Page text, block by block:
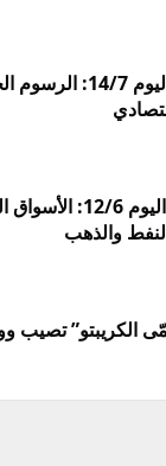
ملخص الأسواق: ماحدث
ملخص الأسواق: ما حدث
والذهب